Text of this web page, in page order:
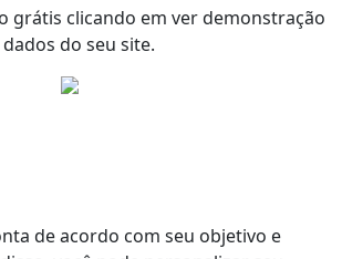
grátis clicando em ver demonstração
do seu site.
de acordo com seu objetivo e